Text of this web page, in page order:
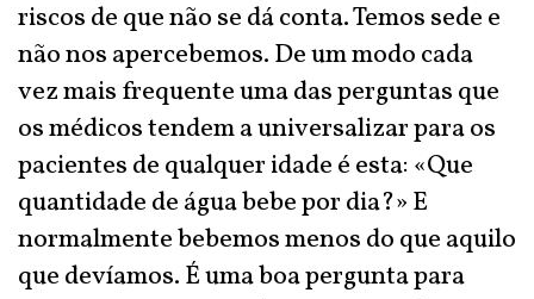
riscos de que não se dá conta. Temos sede e
não nos apercebemos. De um modo cada
vez mais frequente uma das perguntas que
os médicos tendem a universalizar para os
pacientes de qualquer idade é esta: «Que
quantidade de água bebe por dia?» E
normalmente bebemos menos do que aquilo
que devíamos. É uma boa pergunta para